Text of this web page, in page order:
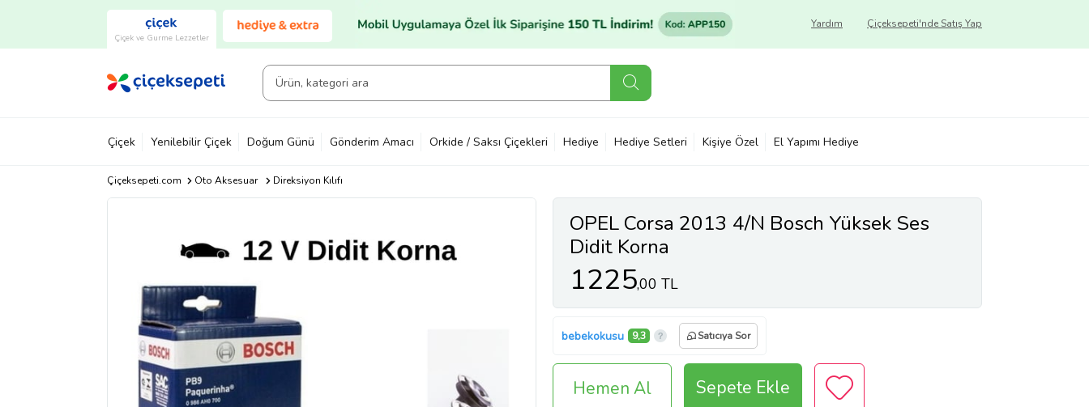
Çiçek ve Gurme Lezzetler
Çiçeksepeti'nde Satış Yap
Yardım
Çiçek Yenilebilir Çiçek Doğum Günü Gönderim Amacı Orkide / Saksı Çiçekleri Hediye Hediye Setleri Kişiye Özel El Yapımı Hediye
Çiçeksepeti.com Oto Aksesuar Direksiyon Kılıfı
OPEL Corsa 2013 4/N Bosch Yüksek Ses
Didit Korna
1225,00 TL
bebekokusu 9,3 Satıcıya Sor
Hemen Al Sepete Ekle